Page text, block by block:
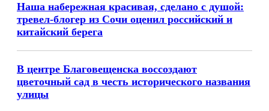
Наша набережная красивая, сделано с душой:
тревел-блогер из Сочи оценил российский и
китайский берега
В центре Благовещенска воссоздают
цветочный сад в честь исторического названия
улицы